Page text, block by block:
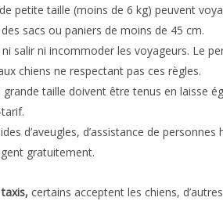
petite taille (moins de 6 kg) peuvent
sacs ou paniers de moins de 45 cm.
salir ni incommoder les voyageurs. Le
chiens ne respectant pas ces règles.
grande taille doivent être tenus en laisse
d’aveugles, d’assistance de
gratuitement.
taxis, certains acceptent les chiens,